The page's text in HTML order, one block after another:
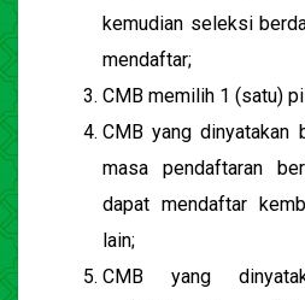
kemudian seleksi
mendaftar;
CMB memilih 1 (satu)
CMB yang dinyatakan
masa pendaftaran
dapat mendaftar
lain;
CMB yang